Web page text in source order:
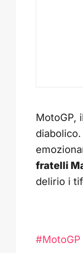
MotoGP,
diabolico.
fratelli
delirio i
#MotoGP